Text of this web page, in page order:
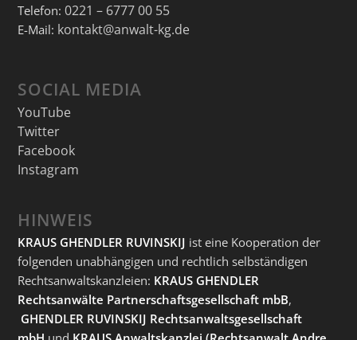
Telefon: 0221 – 6777 00 55
E-Mail: kontakt@anwalt-kg.de
SOCIAL MEDIA
YouTube
Twitter
Facebook
Instagram
HINWEIS
KRAUS GHENDLER RUVINSKIJ ist eine Kooperation der
folgenden unabhängigen und rechtlich selbständigen
Rechtsanwaltskanzleien: KRAUS GHENDLER
Rechtsanwälte Partnerschaftsgesellschaft mbB,
GHENDLER RUVINSKIJ Rechtsanwaltsgesellschaft